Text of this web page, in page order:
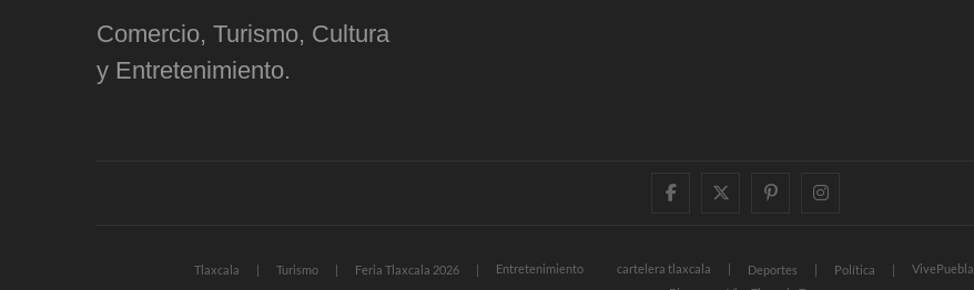
Comercio, Turismo, Cultura
y Entretenimiento.
facebooktwitter
pinterestinstagram
Tlaxcala Turismo Feria Tlaxcala 2026 Entretenimiento cartelera tlaxcala Deportes Política VivePuebla